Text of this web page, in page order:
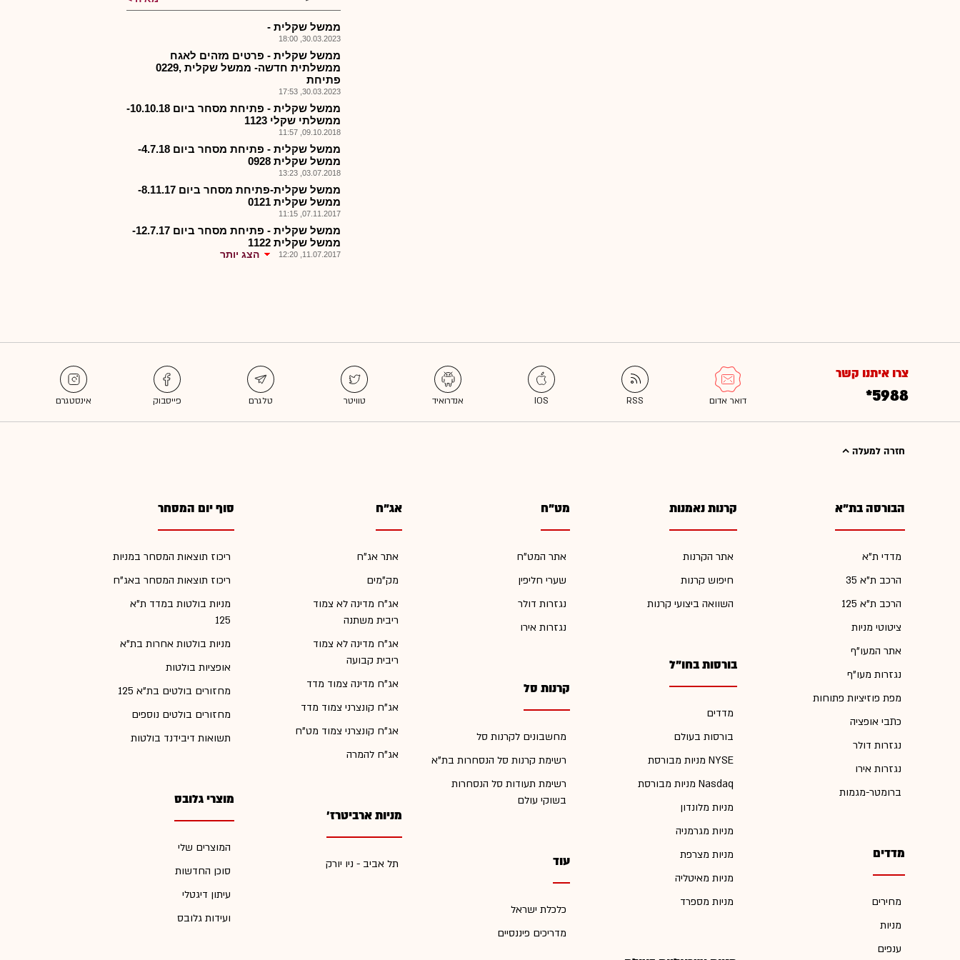
ממשל שקלית -
30.03.2023, 18:00
ממשל שקלית - פרטים מזהים לאגח
ממשלתית חדשה- ממשל שקלית ,0229
פתיחת
30.03.2023, 17:53
ממשל שקלית - פתיחת מסחר ביום 10.10.18-
ממשלתי שקלי 1123
09.10.2018, 11:57
ממשל שקלית - פתיחת מסחר ביום 4.7.18-
ממשל שקלית 0928
03.07.2018, 13:23
ממשל שקלית-פתיחת מסחר ביום 8.11.17-
ממשל שקלית 0121
07.11.2017, 11:15
ממשל שקלית - פתיחת מסחר ביום 12.7.17-
ממשל שקלית 1122
11.07.2017, 12:20 הצג יותר
צרו איתנו קשר
*5988
חזרה למעלה
הבורסה בת"א
מדדי ת"א
הרכב ת"א 35
הרכב ת"א 125
ציטוטי מניות
אתר המעו"ף
נגזרות מעו"ף
מפת פוזיציות פתוחות
כתבי אופציה
נגזרות דולר
נגזרות אירו
ברומטר-מגמות
מדדים
מחירים
מניות
ענפים
קרנות נאמנות
אתר הקרנות
חיפוש קרנות
השוואה ביצועי קרנות
בורסות בחו"ל
מדדים
בורסות בעולם
מניות מבורסת NYSE
מניות מבורסת Nasdaq
מניות מלונדון
מניות מגרמניה
מניות מצרפת
מניות מאיטליה
מניות מספרד
מט"ח
אתר המט"ח
שערי חליפין
נגזרות דולר
נגזרות אירו
קרנות סל
מחשבונים לקרנות סל
רשימת קרנות סל הנסחרות בת"א
רשימת תעודות סל הנסחרות
בשוקי עולם
עוד
כלכלת ישראל
מדריכים פיננסיים
אג"ח
אתר אג"ח
מק"מים
אג"ח מדינה לא צמוד
ריבית משתנה
אג"ח מדינה לא צמוד
ריבית קבועה
אג"ח מדינה צמוד מדד
אג"ח קונצרני צמוד מדד
אג"ח קונצרני צמוד מט"ח
אג"ח להמרה
מניות ארביטרז'
תל אביב - ניו יורק
סוף יום המסחר
ריכוז תוצאות המסחר במניות
ריכוז תוצאות המסחר באג"ח
מניות בולטות במדד ת"א
125
מניות בולטות אחרות בת"א
אופציות בולטות
מחזורים בולטים בת"א 125
מחזורים בולטים נוספים
תשואות דיבידנד בולטות
מוצרי גלובס
המוצרים שלי
סוכן החדשות
עיתון דיגטלי
ועידות גלובס